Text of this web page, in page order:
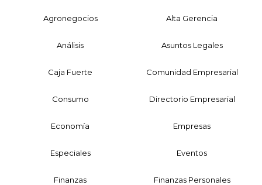
Agronegocios Alta Gerencia
Análisis Asuntos Legales
Caja Fuerte Comunidad Empresarial
Consumo Directorio Empresarial
Economía Empresas
Especiales Eventos
Finanzas Finanzas Personales